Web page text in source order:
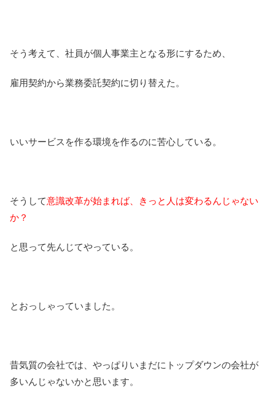
そう考えて、社員が個人事業主となる形にするため、
雇用契約から業務委託契約に切り替えた。
いいサービスを作る環境を作るのに苦心している。
そうして意識改革が始まれば、きっと人は変わるんじゃない
か？
と思って先んじてやっている。
とおっしゃっていました。
昔気質の会社では、やっぱりいまだにトップダウンの会社が
多いんじゃないかと思います。